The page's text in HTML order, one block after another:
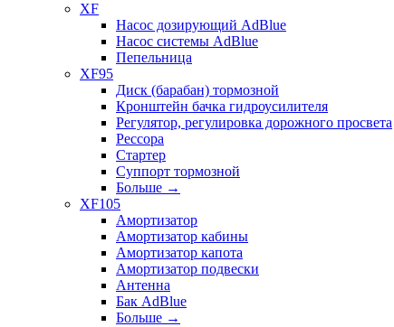
XF
Насос дозирующий AdBlue
Насос системы AdBlue
Пепельница
XF95
Диск (барабан) тормозной
Кронштейн бачка гидроусилителя
Регулятор, регулировка дорожного просвета
Рессора
Стартер
Суппорт тормозной
Больше →
XF105
Амортизатор
Амортизатор кабины
Амортизатор капота
Амортизатор подвески
Антенна
Бак AdBlue
Больше →